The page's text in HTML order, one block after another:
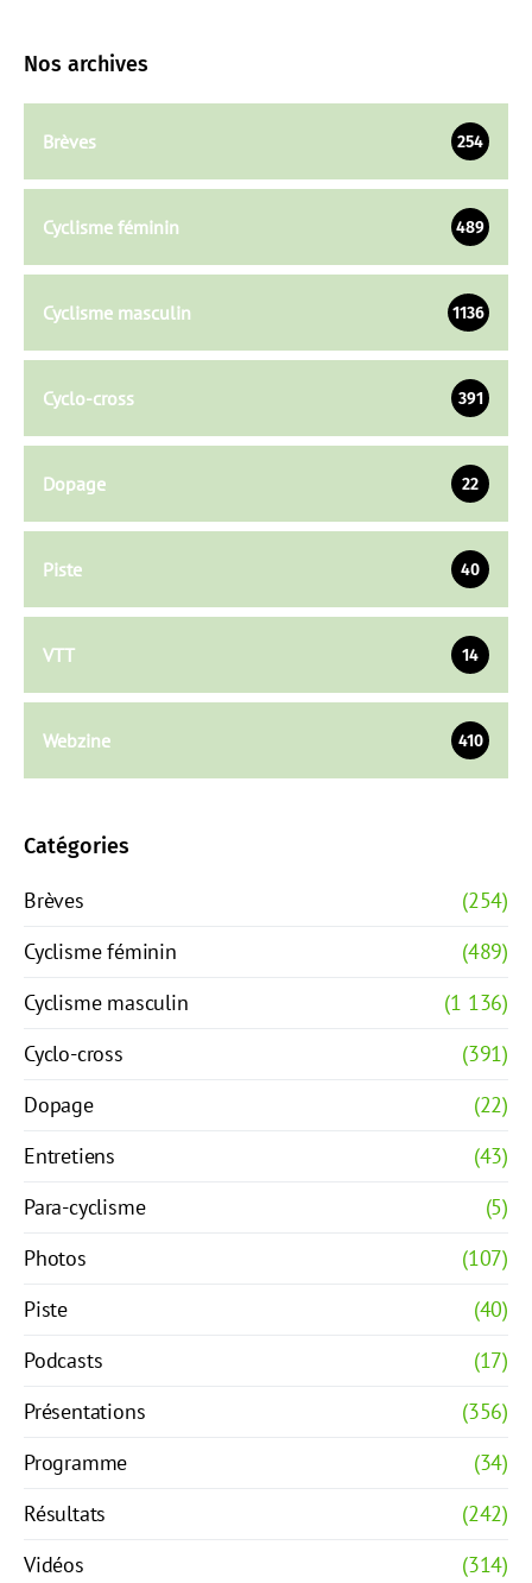
Nos archives
Brèves 254
Cyclisme féminin 489
Cyclisme masculin 1136
Cyclo-cross 391
Dopage 22
Piste 40
VTT 14
Webzine 410
Catégories
Brèves
(254)
Cyclisme féminin
(489)
Cyclisme masculin
(1 136)
Cyclo-cross
(391)
Dopage
(22)
Entretiens
(43)
Para-cyclisme
(5)
Photos
(107)
Piste
(40)
Podcasts
(17)
Présentations
(356)
Programme
(34)
Résultats
(242)
Vidéos
(314)